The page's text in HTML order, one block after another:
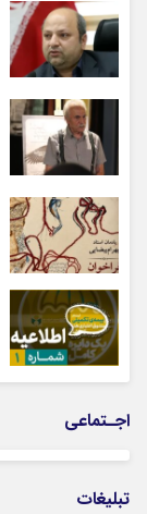
اجـتماعی
تبلیغات